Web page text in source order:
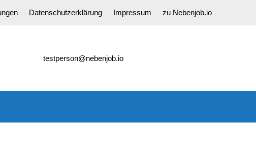
Datenschutzerklärung Impressum zu Nebenjob.io
testperson@nebenjob.io